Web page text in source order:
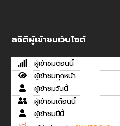
สถิติผู้เข้าชมเว็บไซต์
ผู้เข้าชมตอนนี้
ผู้เข้าชมทุกหน้า
ผู้เข้าชมวันนี้
ผู้เข้าชมเดือนนี้
ผู้เข้าชมปีนี้